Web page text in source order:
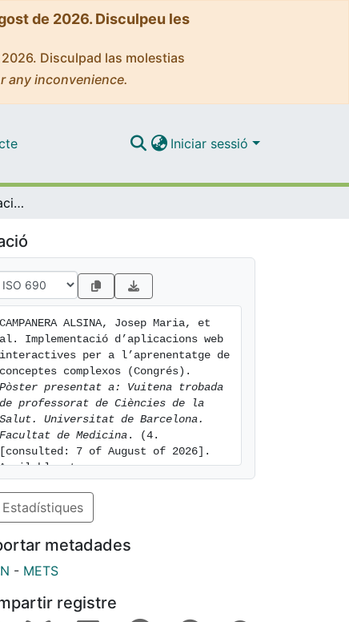
de 2026. Disculpeu les
Disculpad las molestias
any inconvenience.
Iniciar sessió
Implementació d’aplicacions web interactives per a l’aprenentatge de conceptes complexos (Congrés)
CAMPANERA ALSINA, Josep Maria, et
al. Implementació d’aplicacions web
interactives per a l’aprenentatge de
Pòster presentat a: Vuitena trobada
de professorat de Ciències de la
Salut. Universitat de Barcelona.
Facultat de Medicina . (4.
[consulted: 7 of August of 2026].
Available at:
Estadístiques
metadades
- METS
registre